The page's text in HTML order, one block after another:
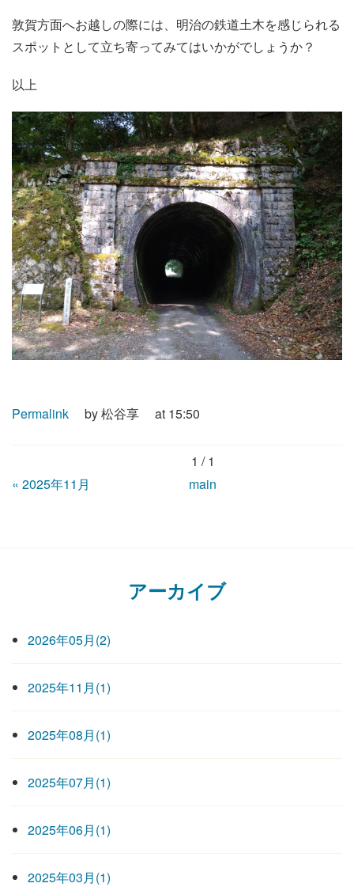
敦賀方面へお越しの際には、明治の鉄道土木を感じられる
スポットとして立ち寄ってみてはいかがでしょうか？
以上
Permalink by 松谷享 at 15:50
1 / 1
« 2025年11月 main
アーカイブ
2026年05月(2)
2025年11月(1)
2025年08月(1)
2025年07月(1)
2025年06月(1)
2025年03月(1)